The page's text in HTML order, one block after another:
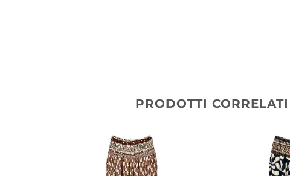
PRODOTTI CORRELATI